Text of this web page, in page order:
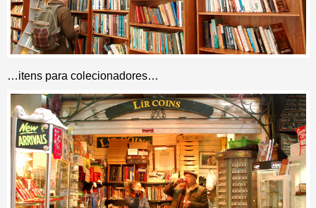
…itens para colecionadores…